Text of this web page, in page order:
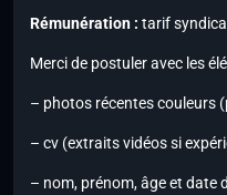
Rémunération : tarif
Merci de postuler avec les
– photos récentes couleurs
– cv (extraits vidéos si
– nom, prénom, âge et date